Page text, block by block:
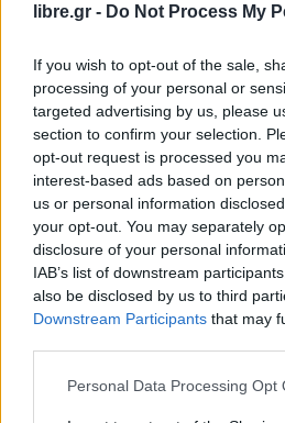
libre.gr - Do Not Process My
If you wish to opt-out of the sale,
processing of your personal or
targeted advertising by us, please
section to confirm your selection.
opt-out request is processed you
interest-based ads based on
us or personal information
your opt-out. You may separately
disclosure of your personal
IAB’s list of downstream
also be disclosed by us to third
Downstream Participants that may
Personal Data Processing Opt
χώραςεπικεντρώνεται στη
περιοχή, υπογραμμίζοντας
προσπαθειών για ειρήνη.
Σύμφωνα με τις ίδιες πηγές,
την οικονομική αυτή
δεσμεύεται να σταματήσει
πυραύλους και drones κατά
προβλέπεται και σταδιακή
διμερών σχέσεων, με
πληροφοριών και
Η τελευταία γνωστή άμεση